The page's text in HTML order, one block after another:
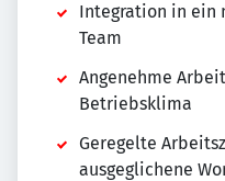
Integration in ein
Team
Angenehme
Betriebsklima
Geregelte
ausgeglichene